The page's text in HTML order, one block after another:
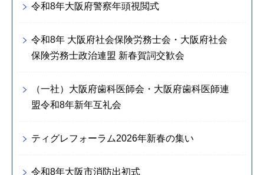
令和8年大阪府警察年頭視閲式
令和8年 大阪府社会保険労務士会・大阪府社会
保険労務士政治連盟 新春賀詞交歓会
（一社）大阪府歯科医師会・大阪府歯科医師連
盟令和8年新年互礼会
ティグレフォーラム2026年新春の集い
令和8年大阪市消防出初式